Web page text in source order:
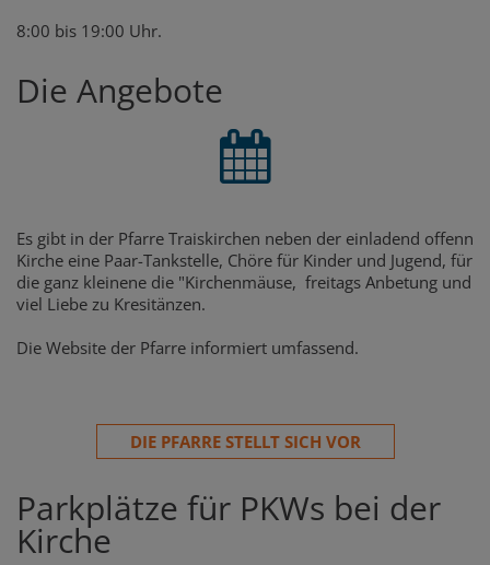
8:00 bis 19:00 Uhr.
Die Angebote
Es gibt in der Pfarre Traiskirchen neben der einladend offenn
Kirche eine Paar-Tankstelle, Chöre für Kinder und Jugend, für
die ganz kleinene die "Kirchenmäuse, freitags Anbetung und
viel Liebe zu Kresitänzen.
Die Website der Pfarre informiert umfassend.
DIE PFARRE STELLT SICH VOR
Parkplätze für PKWs bei der
Kirche